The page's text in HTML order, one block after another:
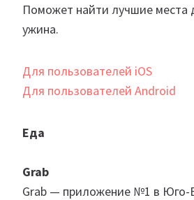
Поможет найти лучшие места
ужина.
Для пользователей iOS
Для пользователей Android
Еда
Grab
Grab — приложение №1 в Юго-